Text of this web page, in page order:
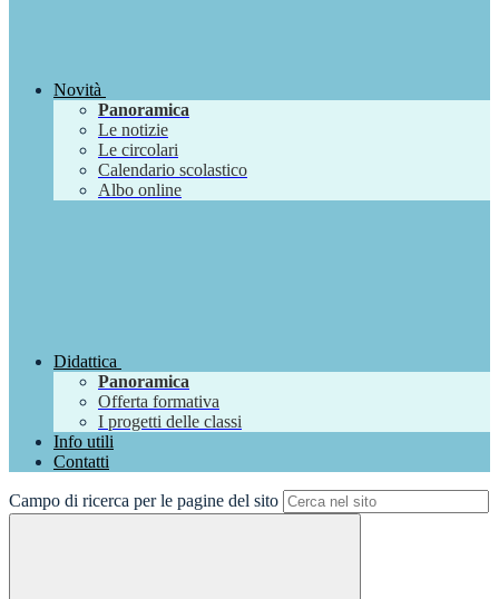
Novità
Panoramica
Le notizie
Le circolari
Calendario scolastico
Albo online
Didattica
Panoramica
Offerta formativa
I progetti delle classi
Info utili
Contatti
Campo di ricerca per le pagine del sito